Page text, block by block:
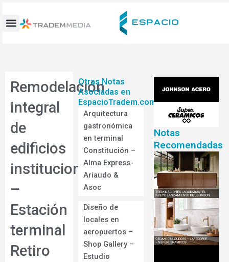
contenido
Remodelación
integral
de
edificios
institucionales
–
Estación
terminal
Retiro
Otras Notas
Asociadas en
EspacioTradem.com
Arquitectura
gastronómica
en terminal
Constitución –
Alma Express-
Ariaudo &
Asoc
Diseño de
locales en
aeropuertos –
Shop Gallery –
Estudio
Notas
Recomendadas